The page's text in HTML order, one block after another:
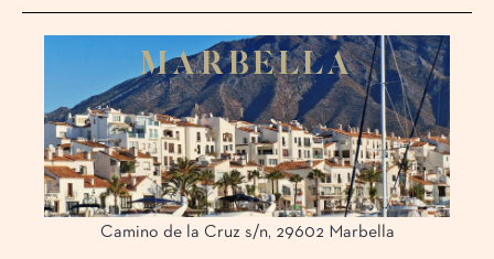
MARBELLA
Camino de la Cruz s/n, 29602 Marbella